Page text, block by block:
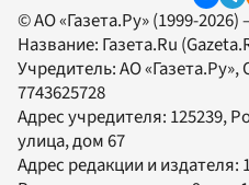
© АО «Газета.Ру» (1999-
Название: Газета.Ru
Учредитель:АО «Газета.Ру»,
7743625728
Адрес учредителя: 125239,
улица, дом 67
Адрес редакции и издателя: